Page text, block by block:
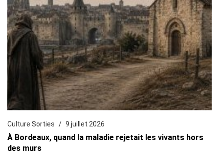
Culture Sorties 9 juillet 2026
À Bordeaux, quand la maladie rejetait les vivants hors
des murs